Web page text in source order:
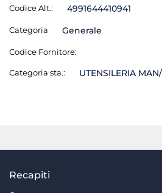
Codice Alt.: 4991644410941
Categoria Generale
Codice Fornitore:
Categoria sta.: UTENSILERIA
Recapiti